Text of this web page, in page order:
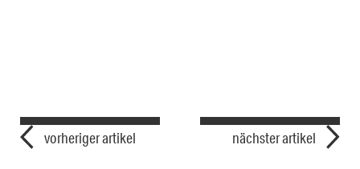
vorheriger artikel nächster artikel